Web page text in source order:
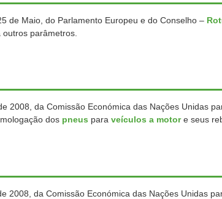
de Maio, do Parlamento Europeu e do Conselho –
outros parâmetros.
2008, da Comissão Económica das Nações Unidas
dos pneus para veículos a motore seus
2008, da Comissão Económica das Nações Unidas